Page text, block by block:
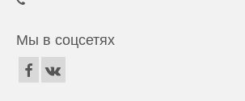
Мы в соцсетях